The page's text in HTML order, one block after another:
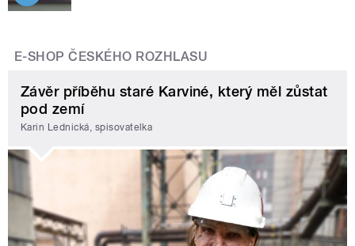
E-SHOP ČESKÉHO ROZHLASU
Závěr příběhu staré Karviné, který měl zůstat
pod zemí
Karin Lednická, spisovatelka